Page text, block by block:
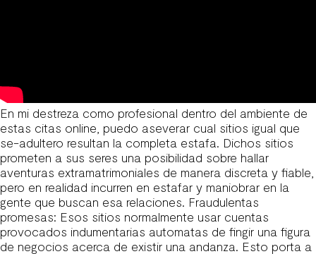
En mi destreza como profesional dentro del ambiente de
estas citas online, puedo aseverar cual sitios igual que
se-adultero resultan la completa estafa. Dichos sitios
prometen a sus seres una posibilidad sobre hallar
aventuras extramatrimoniales de manera discreta y fiable,
pero en realidad incurren en estafar y maniobrar en la
gente que buscan esa relaciones. Fraudulentas
promesas: Esos sitios normalmente usar cuentas
provocados indumentarias automatas de fingir una figura
de negocios acerca de existir una andanza. Esto porta a